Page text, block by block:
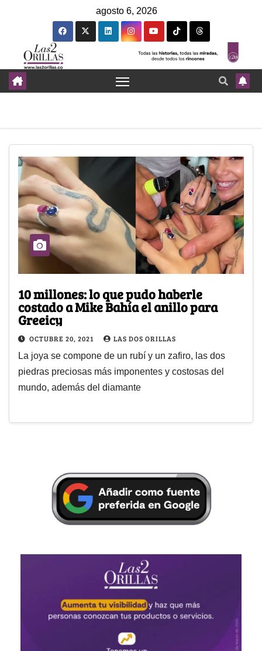
agosto 6, 2026
10 millones: lo que pudo haberle
costado a Mike Bahía el anillo para
Greeicy
OCTUBRE 20, 2021 LAS DOS ORILLAS
La joya se compone de un rubí y un zafiro, las dos
piedras preciosas más imponentes y costosas del
mundo, además del diamante